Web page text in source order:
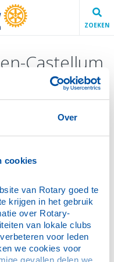
Over
cookies
van Rotary goed te
krijgen in het gebruik
over Rotary-
van lokale clubs
voor leden
we cookies voor
gevallen delen we
ZOEKEN
Castellum